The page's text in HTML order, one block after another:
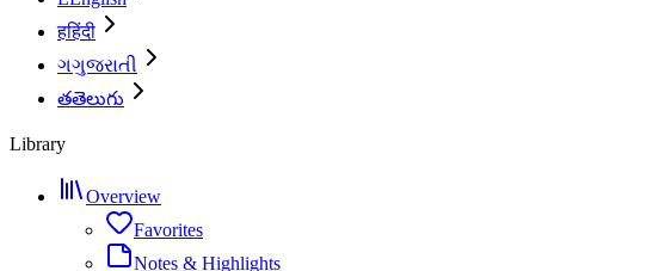
हहिंदी
ગગુજરાતી
తతెలుగు
Library
Overview
Favorites
Notes & Highlights